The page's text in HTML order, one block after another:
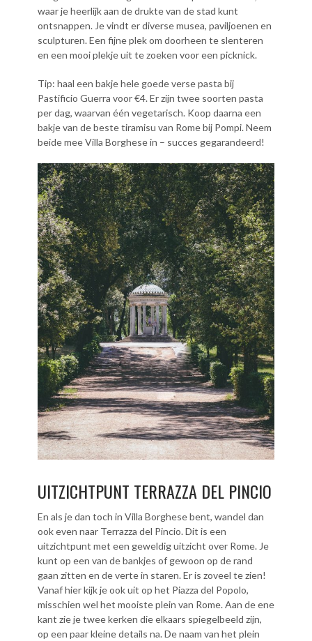
waar je heerlijk aan de drukte van de stad kunt
ontsnappen. Je vindt er diverse musea, paviljoenen en
sculpturen. Een fijne plek om doorheen te slenteren
en een mooi plekje uit te zoeken voor een picknick.
Tip: haal een bakje hele goede verse pasta bij
Pastificio Guerra voor €4. Er zijn twee soorten pasta
per dag, waarvan één vegetarisch. Koop daarna een
bakje van de beste tiramisu van Rome bij Pompi. Neem
beide mee Villa Borghese in – succes gegarandeerd!
UITZICHTPUNT TERRAZZA DEL PINCIO
En als je dan toch in Villa Borghese bent, wandel dan
ook even naar Terrazza del Pincio. Dit is een
uitzichtpunt met een geweldig uitzicht over Rome. Je
kunt op een van de bankjes of gewoon op de rand
gaan zitten en de verte in staren. Er is zoveel te zien!
Vanaf hier kijk je ook uit op het Piazza del Popolo,
misschien wel het mooiste plein van Rome. Aan de ene
kant zie je twee kerken die elkaars spiegelbeeld zijn,
op een paar kleine details na. De naam van het plein